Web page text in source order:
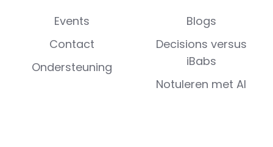
Events
Contact
Ondersteuning
Blogs
Decisions versus
iBabs
Notuleren met AI